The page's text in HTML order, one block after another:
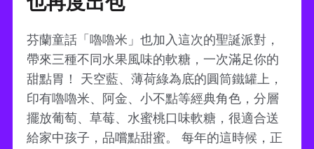
芬蘭童話「嚕嚕米」也加入這次的聖誕派對，
帶來三種不同水果風味的軟糖，一次滿足你的
甜點胃！ 天空藍、薄荷綠為底的圓筒鐵罐上，
印有嚕嚕米、阿金、小不點等經典角色，分層
擺放葡萄、草莓、水蜜桃口味軟糖，很適合送
給家中孩子，品嚐點甜蜜。 每年的這時候，正